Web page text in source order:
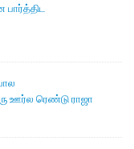
ஊர்ல ரெண்டு ராஜா